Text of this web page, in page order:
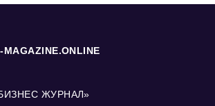
ЖУРНАЛ»